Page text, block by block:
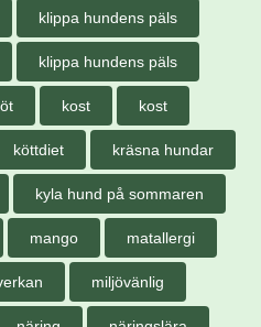
klippa hundens päls
klippa hundens päls
kost kost
köttdiet kräsna hundar
kyla hund på sommaren
mango matallergi
miljövänlig